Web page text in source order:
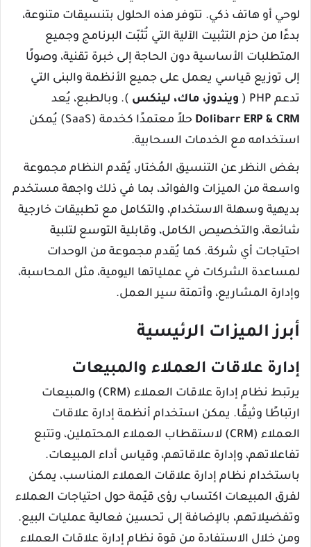
لوحي أو هاتف ذكي. تتوفر هذه الحلول بتنسيقات متنوعة،
بدءًا من حزم التثبيت الآلية التي تُثبّت البرنامج وجميع
المتطلبات الأساسية دون الحاجة إلى خبرة تقنية، وصولًا
إلى توزيع قياسي يعمل على جميع الأنظمة والبنى التي
تدعم PHP (
ويندوز، ماك، لينكس ). وبالطبع، يُعد
Dolibarr ERP & CRM
حلاً معتمدًا كخدمة (SaaS) يُمكن
استخدامه مع الخدمات السحابية.
بغض النظر عن التنسيق المُختار، يُقدم النظام مجموعة
واسعة من الميزات والفوائد، بما في ذلك واجهة مستخدم
بديهية وسهلة الاستخدام، والتكامل مع تطبيقات خارجية
شائعة، والتخصيص الكامل، وقابلية التوسع لتلبية
احتياجات أي شركة. كما يُقدم مجموعة من الوحدات
لمساعدة الشركات في عملياتها اليومية، مثل المحاسبة،
وإدارة المشاريع، وأتمتة سير العمل.
أبرز الميزات الرئيسية
إدارة علاقات العملاء والمبيعات
يرتبط نظام إدارة علاقات العملاء (CRM) والمبيعات
ارتباطًا وثيقًا. يمكن استخدام أنظمة إدارة علاقات
العملاء (CRM) لاستقطاب العملاء المحتملين، وتتبع
تفاعلاتهم، وإدارة علاقاتهم، وقياس أداء المبيعات.
باستخدام نظام إدارة علاقات العملاء المناسب، يمكن
لفرق المبيعات اكتساب رؤى قيّمة حول احتياجات العملاء
وتفضيلاتهم، بالإضافة إلى تحسين فعالية عمليات البيع.
ومن خلال الاستفادة من قوة نظام إدارة علاقات العملاء